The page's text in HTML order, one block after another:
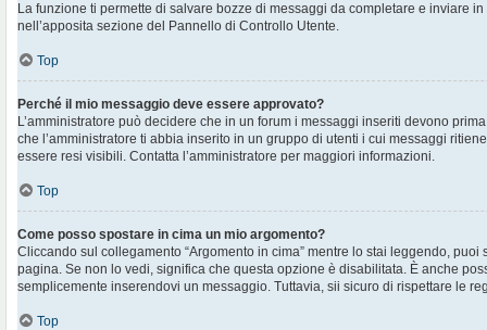
La funzione ti permette di salvare bozze di messaggi da completare e inviare
nell’apposita sezione del Pannello di Controllo Utente.
Top
Perché il mio messaggio deve essere approvato?
L’amministratore può decidere che in un forum i messaggi inseriti devono
che l’amministratore ti abbia inserito in un gruppo di utenti i cui messaggi
essere resi visibili. Contatta l’amministratore per maggiori informazioni.
Top
Come posso spostare in cima un mio argomento?
Cliccando sul collegamento “Argomento in cima” mentre lo stai leggendo,
pagina. Se non lo vedi, significa che questa opzione è disabilitata. È anche
semplicemente inserendovi un messaggio. Tuttavia, sii sicuro di rispettare le
Top